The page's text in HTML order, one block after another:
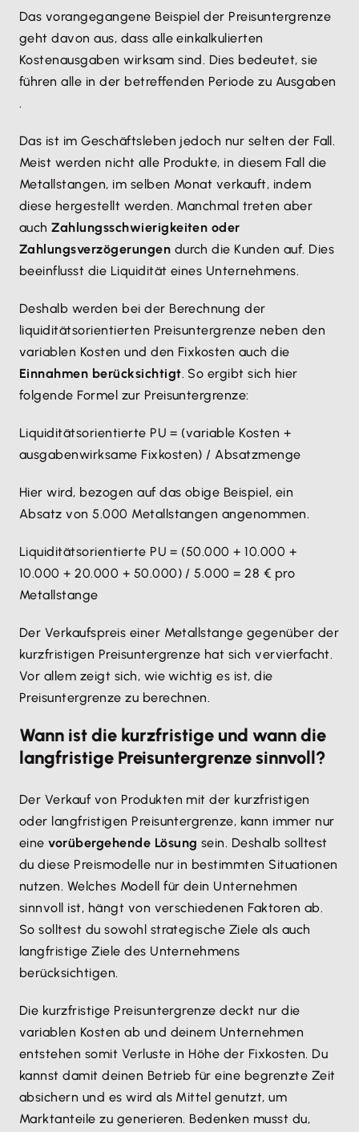
Das vorangegangene Beispiel der Preisuntergrenze
geht davon aus, dass alle einkalkulierten
Kostenausgaben wirksam sind. Dies bedeutet, sie
führen alle in der betreffenden Periode zu Ausgaben
.
Das ist im Geschäftsleben jedoch nur selten der Fall.
Meist werden nicht alle Produkte, in diesem Fall die
Metallstangen, im selben Monat verkauft, indem
diese hergestellt werden. Manchmal treten aber
auchZahlungsschwierigkeiten oder
Zahlungsverzögerungen durch die Kunden auf. Dies
beeinflusst die Liquidität eines Unternehmens.
Deshalb werden bei der Berechnung der
liquiditätsorientierten Preisuntergrenze neben den
variablen Kosten und den Fixkosten auch die
Einnahmen berücksichtigt. So ergibt sich hier
folgende Formel zur Preisuntergrenze:
Liquiditätsorientierte PU = (variable Kosten +
ausgabenwirksame Fixkosten) / Absatzmenge
Hier wird, bezogen auf das obige Beispiel, ein
Absatz von 5.000 Metallstangen angenommen.
Liquiditätsorientierte PU = (50.000 + 10.000 +
10.000 + 20.000 + 50.000) / 5.000 = 28 € pro
Metallstange
Der Verkaufspreis einer Metallstange gegenüber der
kurzfristigen Preisuntergrenze hat sich vervierfacht.
Vor allem zeigt sich, wie wichtig es ist, die
Preisuntergrenze zu berechnen.
Wann ist die kurzfristige und wann die
langfristige Preisuntergrenze sinnvoll?
Der Verkauf von Produkten mit der kurzfristigen
oder langfristigen Preisuntergrenze, kann immer nur
einevorübergehende Lösung sein. Deshalb solltest
du diese Preismodelle nur in bestimmten Situationen
nutzen. Welches Modell für dein Unternehmen
sinnvoll ist, hängt von verschiedenen Faktoren ab.
So solltest du sowohl strategische Ziele als auch
langfristige Ziele des Unternehmens
berücksichtigen.
Die kurzfristige Preisuntergrenze deckt nur die
variablen Kosten ab und deinem Unternehmen
entstehen somit Verluste in Höhe der Fixkosten. Du
kannst damit deinen Betrieb für eine begrenzte Zeit
absichern und es wird als Mittel genutzt, um
Marktanteile zu generieren. Bedenken musst du,